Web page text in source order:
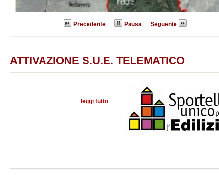
Precedente Pausa Seguente
ATTIVAZIONE S.U.E. TELEMATICO
leggi tuttosu